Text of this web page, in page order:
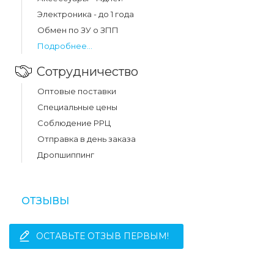
Электроника - до 1 года
Обмен по ЗУ о ЗПП
Подробнее...
Сотрудничество
Оптовые поставки
Специальные цены
Соблюдение РРЦ
Отправка в день заказа
Дропшиппинг
ОТЗЫВЫ
ОСТАВЬТЕ ОТЗЫВ ПЕРВЫМ!